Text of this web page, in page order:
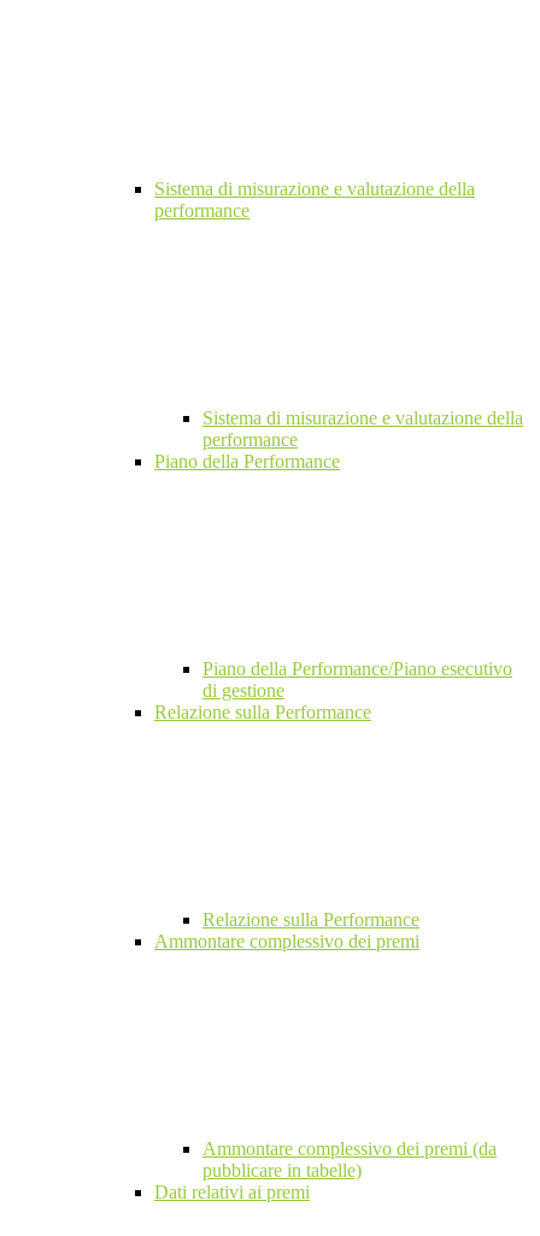
Sistema di misurazione e valutazione della
performance
Sistema di misurazione e valutazione della
performance
Piano della Performance
Piano della Performance/Piano esecutivo
di gestione
Relazione sulla Performance
Relazione sulla Performance
Ammontare complessivo dei premi
Ammontare complessivo dei premi (da
pubblicare in tabelle)
Dati relativi ai premi